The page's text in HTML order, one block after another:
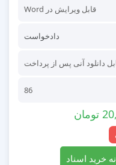
قابل ویرایش در Word
دادخواست
دانلود آنی پس از پرداخت
86
تومان
خرید اسناد